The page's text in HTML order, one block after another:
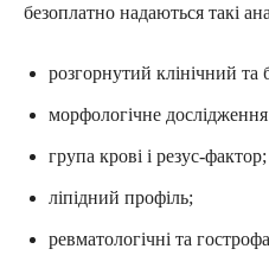
безоплатно надаються такі
розгорнутий клінічний та
морфологічне дослідження
група крові і резус-фактор;
ліпідний профіль;
ревматологічні та